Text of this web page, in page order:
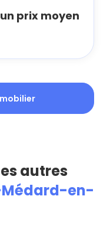
prix moyen
autres
en-